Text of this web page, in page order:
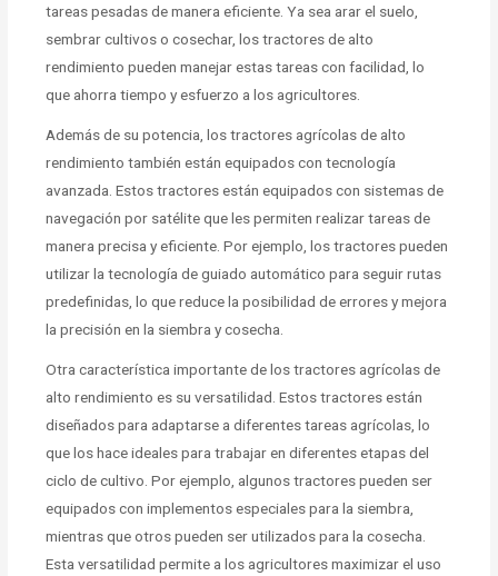
tareas pesadas de manera eficiente. Ya sea arar el suelo,
sembrar cultivos o cosechar, los tractores de alto
rendimiento pueden manejar estas tareas con facilidad, lo
que ahorra tiempo y esfuerzo a los agricultores.
Además de su potencia, los tractores agrícolas de alto
rendimiento también están equipados con tecnología
avanzada. Estos tractores están equipados con sistemas de
navegación por satélite que les permiten realizar tareas de
manera precisa y eficiente. Por ejemplo, los tractores pueden
utilizar la tecnología de guiado automático para seguir rutas
predefinidas, lo que reduce la posibilidad de errores y mejora
la precisión en la siembra y cosecha.
Otra característica importante de los tractores agrícolas de
alto rendimiento es su versatilidad. Estos tractores están
diseñados para adaptarse a diferentes tareas agrícolas, lo
que los hace ideales para trabajar en diferentes etapas del
ciclo de cultivo. Por ejemplo, algunos tractores pueden ser
equipados con implementos especiales para la siembra,
mientras que otros pueden ser utilizados para la cosecha.
Esta versatilidad permite a los agricultores maximizar el uso